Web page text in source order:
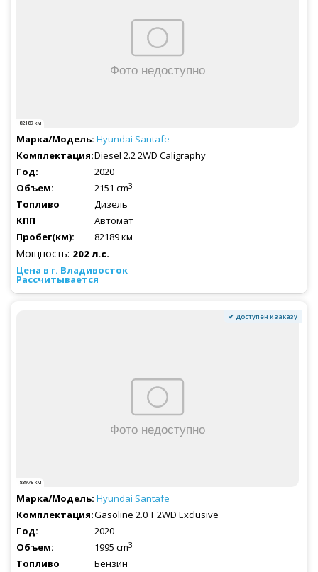
82189 км
Hyundai Santafe
Diesel 2.2 2WD Caligraphy
2020
2151 cm3
Дизель
Автомат
82189 км
Мощность: 202 л.с.
Рассчитывается
✔ Доступен к заказу
83975 км
Hyundai Santafe
Gasoline 2.0 T 2WD Exclusive
2020
1995 cm3
Бензин